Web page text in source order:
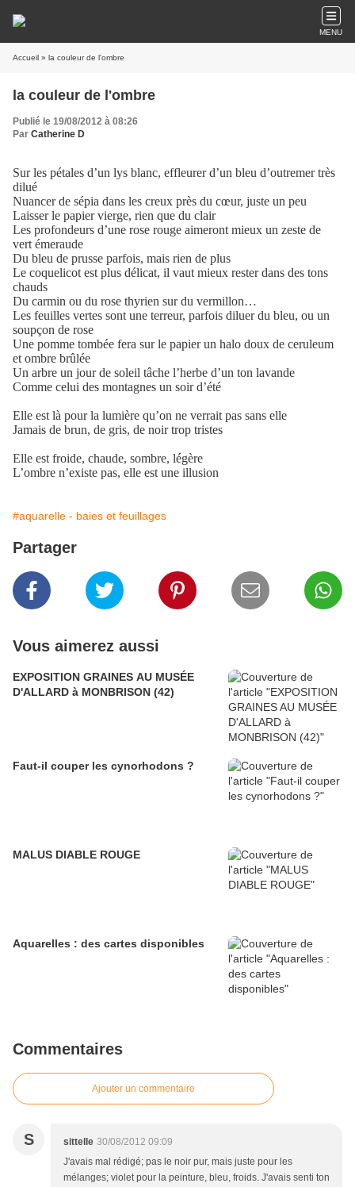
MENU
Accueil » la couleur de l'ombre
la couleur de l'ombre
Publié le 19/08/2012 à 08:26
Par Catherine D
Sur les pétales d’un lys blanc, effleurer d’un bleu d’outremer très
dilué
Nuancer de sépia dans les creux près du cœur, juste un peu
Laisser le papier vierge, rien que du clair
Les profondeurs d’une rose rouge aimeront mieux un zeste de
vert émeraude
Du bleu de prusse parfois, mais rien de plus
Le coquelicot est plus délicat, il vaut mieux rester dans des tons
chauds
Du carmin ou du rose thyrien sur du vermillon…
Les feuilles vertes sont une terreur, parfois diluer du bleu, ou un
soupçon de rose
Une pomme tombée fera sur le papier un halo doux de ceruleum
et ombre brûlée
Un arbre un jour de soleil tâche l’herbe d’un ton lavande
Comme celui des montagnes un soir d’été
Elle est là pour la lumière qu’on ne verrait pas sans elle
Jamais de brun, de gris, de noir trop tristes
Elle est froide, chaude, sombre, légère
L’ombre n’existe pas, elle est une illusion
#aquarelle - baies et feuillages
Partager
Vous aimerez aussi
EXPOSITION GRAINES AU MUSÉE
D'ALLARD à MONBRISON (42)
Faut-il couper les cynorhodons ?
MALUS DIABLE ROUGE
Aquarelles : des cartes disponibles
Commentaires
Ajouter un commentaire
S sittelle 30/08/2012 09:09
J'avais mal rédigé; pas le noir pur, mais juste pour les
mélanges; violet pour la peinture, bleu, froids. J'avais senti ton